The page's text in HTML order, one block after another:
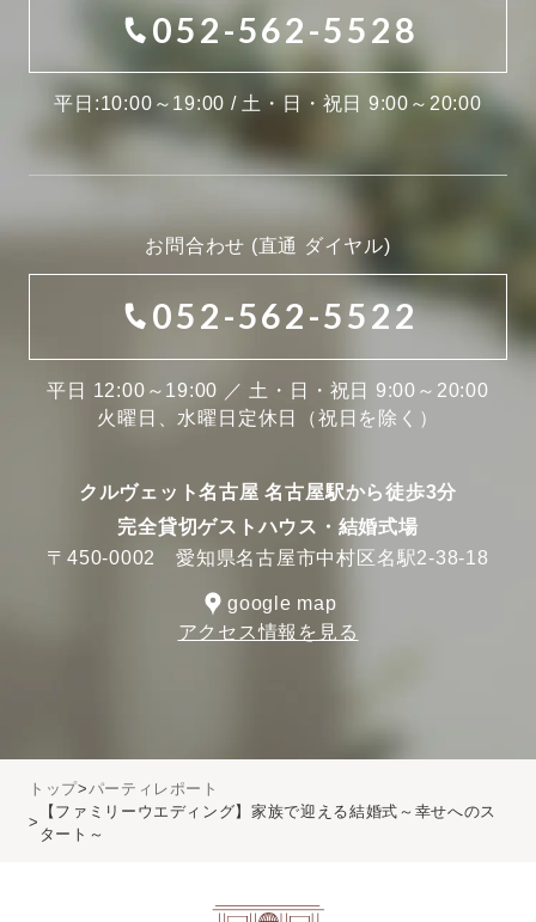
052-562-5528
平日:10:00～19:00 / 土・日・祝日 9:00～20:00
お問合わせ (直通 ダイヤル)
052-562-5522
平日 12:00～19:00 ／ 土・日・祝日 9:00～20:00
火曜日、水曜日定休日（祝日を除く）
クルヴェット名古屋 名古屋駅から徒歩3分
完全貸切ゲストハウス・結婚式場
〒450-0002 愛知県名古屋市中村区名駅2-38-18
google map
アクセス情報を見る
トップ
パーティレポート
【ファミリーウエディング】家族で迎える結婚式～幸せへのス
タート～